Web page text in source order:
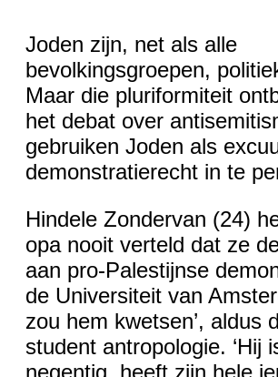
Joden zijn, net als alle
bevolkingsgroepen,
Maar die pluriformiteit
het debat over
gebruiken Joden als
demonstratierecht in te
Hindele Zondervan (24)
opa nooit verteld dat ze
aan pro-Palestijnse
de Universiteit van
zou hem kwetsen’, aldus
student antropologie. ‘Hij